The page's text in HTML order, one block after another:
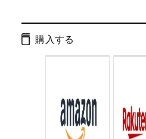
ISBN：
購入する